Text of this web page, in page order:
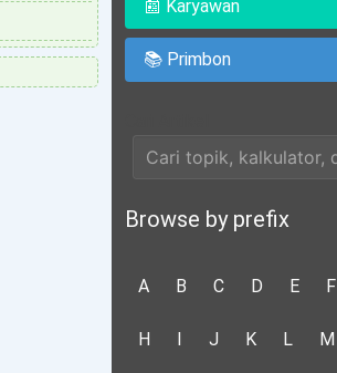
📰 Karyawan
📚 Primbon
Browse by prefix
A B C D E F
H I J K L M